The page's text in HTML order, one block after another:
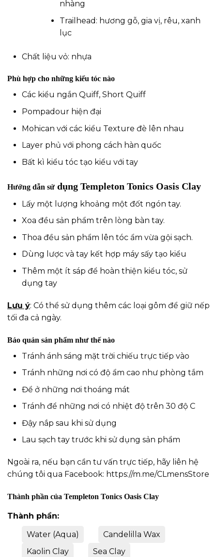
nhàng
Trailhead: hương gỗ, gia vị, rêu, xanh
lục
Chất liệu vỏ: nhựa
Phù hợp cho những kiểu tóc nào
Các kiểu ngắn Quiff, Short Quiff
Pompadour hiện đại
Mohican với các kiểu Texture đè lên nhau
Layer phủ với phong cách hàn quốc
Bất kì kiểu tóc tạo kiểu với tay
Hướng dẫn sử dụng Templeton Tonics Oasis Clay
Lấy một lượng khoảng một đốt ngón tay.
Xoa đều sản phẩm trên lòng bàn tay.
Thoa đều sản phẩm lên tóc ẩm vừa gội sạch.
Dùng lược và tay kết hợp máy sấy tạo kiểu
Thêm một ít sáp để hoàn thiện kiểu tóc, sử
dụng tay
Lưu ý: Có thể sử dụng thêm các loại gôm để giữ nếp
tối đa cả ngày.
Bảo quản sản phẩm như thế nào
Tránh ánh sáng mặt trời chiếu trực tiếp vào
Tránh những nơi có độ ẩm cao như phòng tắm
Để ở những nơi thoáng mát
Tránh để những nơi có nhiệt độ trên 30 độ C
Đậy nắp sau khi sử dụng
Lau sạch tay trước khi sử dụng sản phẩm
Ngoài ra, nếu bạn cần tư vấn trực tiếp, hãy liên hệ
chúng tôi qua Facebook: https://m.me/CLmensStore
Thành phần của Templeton Tonics Oasis Clay
Thành phần:
Water (Aqua)
Candelilla Wax
Kaolin Clay
Sea Clay